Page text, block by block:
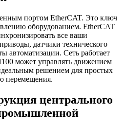
портом EtherCAT. Это ключ
оборудованием. EtherCAT
все ваши
датчики технического
автоматизации. Сеть работает
может управлять движением
решением для простых
перемещения.
центрального